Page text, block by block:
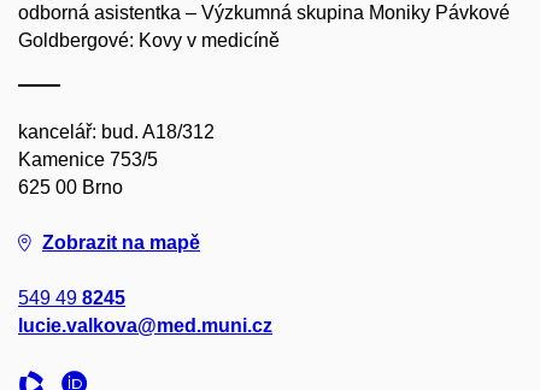
odborná asistentka – Výzkumná skupina Moniky Pávkové
Goldbergové: Kovy v medicíně
kancelář: bud. A18/312
Kamenice 753/5
625 00 Brno
Zobrazit na mapě
549 49 8245
lucie.valkova@med.muni.cz